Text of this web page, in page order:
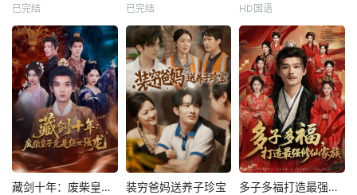
已完结 已完结 HD国语
藏剑十年：废柴皇子竟是绝世强龙 装穷爸妈送养子珍宝 多子多福打造最强修仙家族